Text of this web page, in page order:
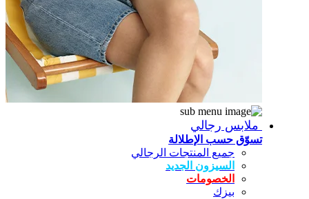
ملابس رجالي
تسوّق حسب الإطلالة
جميع المنتجات الرجالي
السيزون الجديد
الخصومات
بيزك